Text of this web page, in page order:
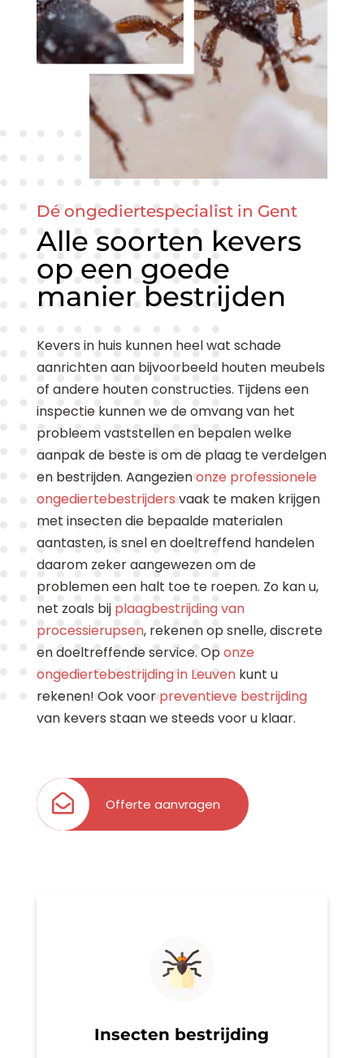
Dé ongediertespecialist in Gent
Alle soorten kevers
op een goede
manier bestrijden
Kevers in huis kunnen heel wat schade
aanrichten aan bijvoorbeeld houten meubels
of andere houten constructies. Tijdens een
inspectie kunnen we de omvang van het
probleem vaststellen en bepalen welke
aanpak de beste is om de plaag te verdelgen
en bestrijden. Aangezienonze professionele
ongediertebestrijdersvaak te maken krijgen
met insecten die bepaalde materialen
aantasten, is snel en doeltreffend handelen
daarom zeker aangewezen om de
problemen een halt toe te roepen. Zo kan u,
net zoals bij plaagbestrijding van
processierupsen, rekenen op snelle, discrete
en doeltreffende service. Op onze
ongediertebestrijding in Leuvenkunt u
rekenen! Ook voor preventieve bestrijding
van kevers staan we steeds voor u klaar.
Offerte aanvragen
Insecten bestrijding